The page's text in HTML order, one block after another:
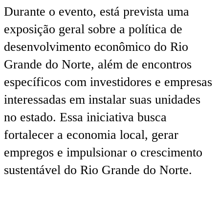
Durante o evento, está prevista uma
exposição geral sobre a política de
desenvolvimento econômico do Rio
Grande do Norte, além de encontros
específicos com investidores e empresas
interessadas em instalar suas unidades
no estado. Essa iniciativa busca
fortalecer a economia local, gerar
empregos e impulsionar o crescimento
sustentável do Rio Grande do Norte.